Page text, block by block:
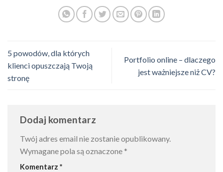
5 powodów, dla których
klienci opuszczają Twoją
stronę
Portfolio online – dlaczego
jest ważniejsze niż CV?
Dodaj komentarz
Twój adres email nie zostanie opublikowany.
Wymagane pola są oznaczone *
Komentarz *